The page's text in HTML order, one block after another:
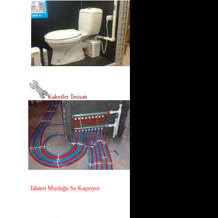
Kalorifer Tesisatı
Taharet Musluğu Su Kaçırıyor